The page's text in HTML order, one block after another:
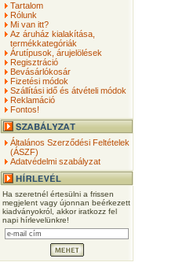
Tartalom
Rólunk
Mi van itt?
Az áruház kialakítása,
termékkategóriák
Árutípusok, árujelölések
Regisztráció
Bevásárlókosár
Fizetési módok
Szállítási idő és átvételi módok
Reklamáció
Fontos!
Általános Szerződési Feltételek
(ÁSZF)
Adatvédelmi szabályzat
Ha szeretnél értesülni a frissen
megjelent vagy újonnan beérkezett
kiadványokról, akkor iratkozz fel
napi hírlevelünkre!